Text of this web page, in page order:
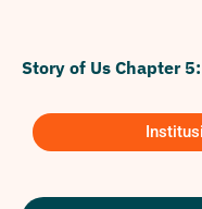
Story of Us Chapter